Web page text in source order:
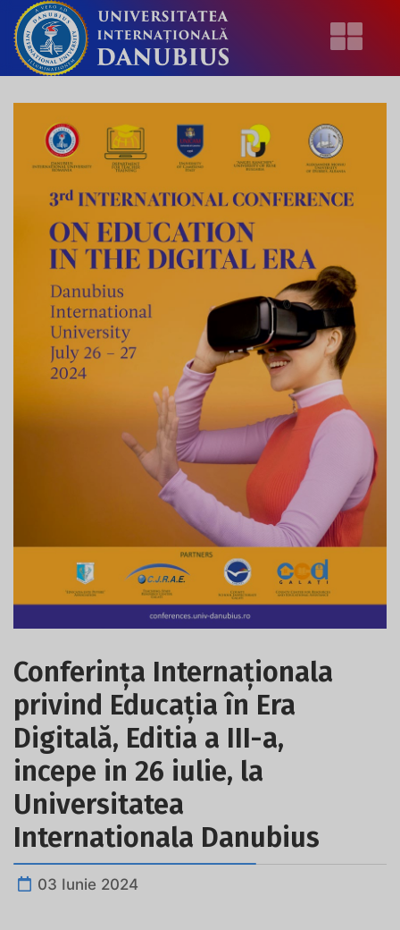
Conferința Internaționala
privind Educația în Era
Digitală, Editia a III-a,
incepe in 26 iulie, la
Universitatea
Internationala Danubius
03 Iunie 2024